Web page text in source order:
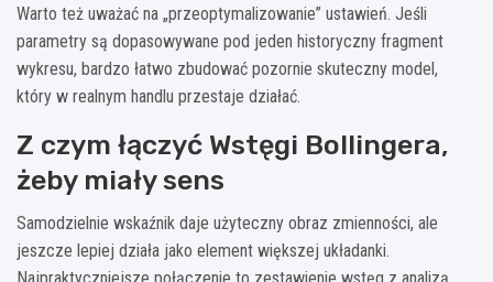
Warto też uważać na „przeoptymalizowanie” ustawień. Jeśli
parametry są dopasowywane pod jeden historyczny fragment
wykresu, bardzo łatwo zbudować pozornie skuteczny model,
który w realnym handlu przestaje działać.
Z czym łączyć Wstęgi Bollingera,
żeby miały sens
Samodzielnie wskaźnik daje użyteczny obraz zmienności, ale
jeszcze lepiej działa jako element większej układanki.